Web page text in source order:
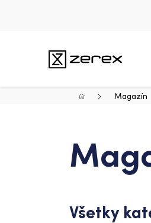
Magazín
Všetky